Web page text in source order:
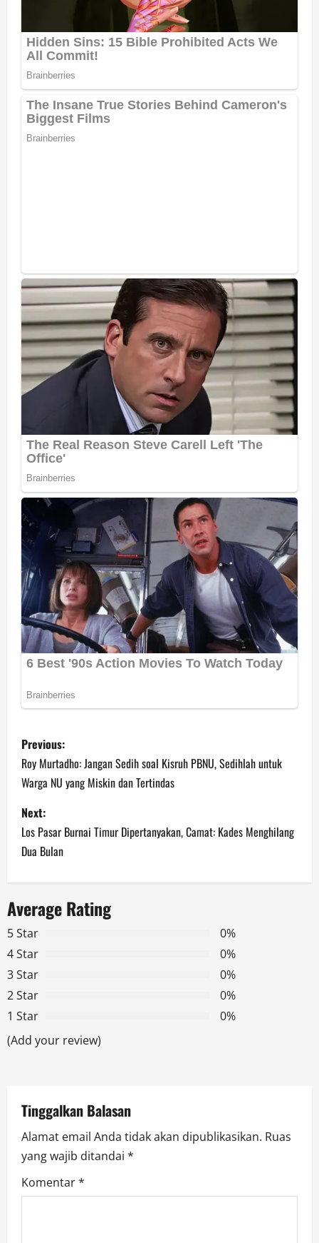
P
o
s
t
n
a
v
i
g
a
t
o
n
Previous:
Roy Murtadho: Jangan Sedih soal Kisruh PBNU, Sedihlah untuk
Warga NU yang Miskin dan Tertindas
Next:
Los Pasar Burnai Timur Dipertanyakan, Camat: Kades Menghilang
Dua Bulan
Average Rating
5 Star
0%
4 Star
0%
3 Star
0%
2 Star
0%
1 Star
0%
(Add your review)
Tinggalkan Balasan
Alamat email Anda tidak akan dipublikasikan. Ruas
yang wajib ditandai *
Komentar*